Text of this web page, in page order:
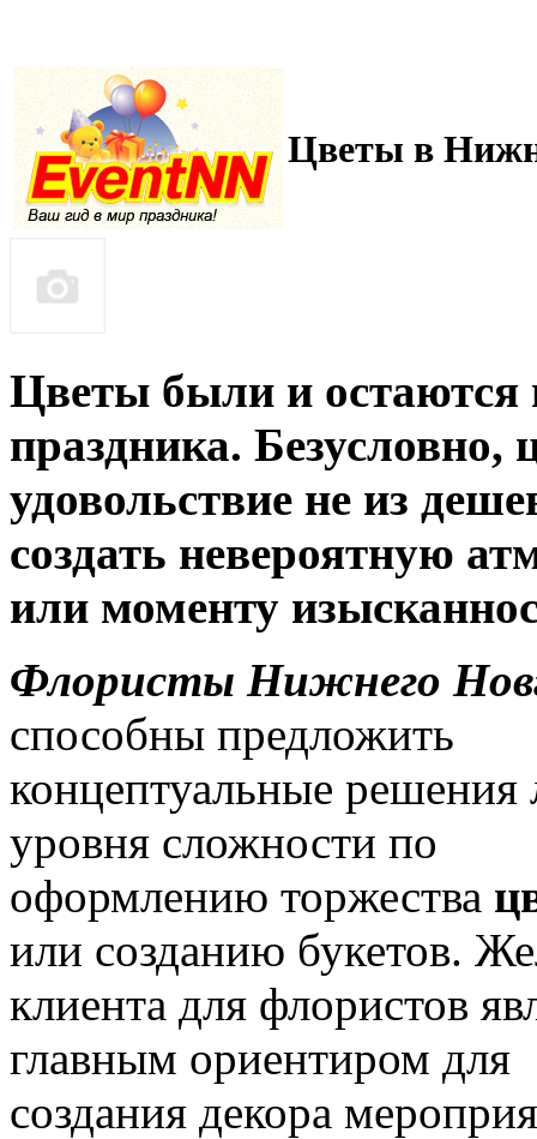
Цветы в
Цветы были и
праздника. Безусловно,
удовольствие не из
создать невероятную
или моменту
Флористы Нижнего
способны предложить
концептуальные решения
уровня сложности по
оформлению торжества
или созданию букетов.
клиента для флористов
главным ориентиром для
создания декора